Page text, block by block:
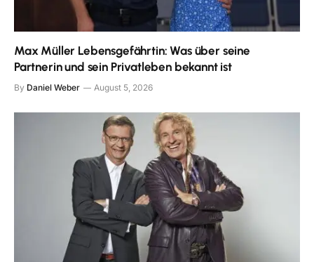
Max Müller Lebensgefährtin: Was über seine
Partnerin und sein Privatleben bekannt ist
By Daniel Weber August 5, 2026